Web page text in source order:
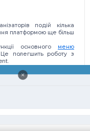
подій кілька
платформою ще більш
основного меню
полегшить роботу з